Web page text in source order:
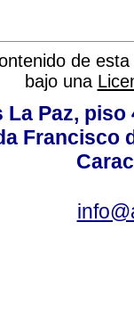
de
bajo una
Paz,
Francisco